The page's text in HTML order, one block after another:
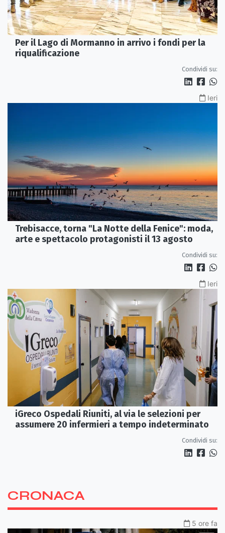
Per il Lago di Mormanno in arrivo i fondi per la
riqualificazione
Condividi su:
Ieri
Trebisacce, torna "La Notte della Fenice": moda,
arte e spettacolo protagonisti il 13 agosto
Condividi su:
Ieri
iGreco Ospedali Riuniti, al via le selezioni per
assumere 20 infermieri a tempo indeterminato
Condividi su:
CRONACA
5 ore fa